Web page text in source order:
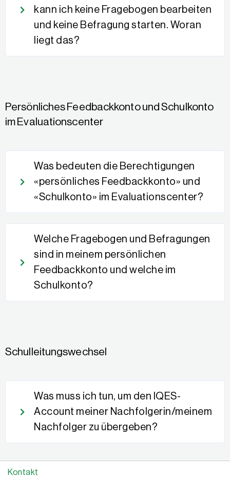
kann ich keine Fragebogen bearbeiten
und keine Befragung starten. Woran
liegt das?
Persönliches Feedbackkonto und Schulkonto
im Evaluationscenter
Was bedeuten die Berechtigungen
«persönliches Feedbackkonto» und
«Schulkonto» im Evaluationscenter?
Welche Fragebogen und Befragungen
sind in meinem persönlichen
Feedbackkonto und welche im
Schulkonto?
Schulleitungswechsel
Was muss ich tun, um den IQES-
Account meiner Nachfolgerin/meinem
Nachfolger zu übergeben?
Kontakt